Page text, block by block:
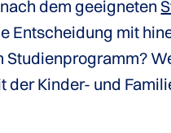
dem geeigneten
Entscheidung mit
Studienprogramm?
der Kinder- und